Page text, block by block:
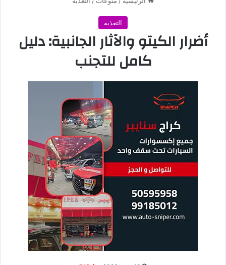
كلا النظامين يعملان على نفس المبدأ الأساسي: إدخال الجسم في
حالة الكيتوزيس حيث يحرق الدهون بدلاً من الجلوكوز للحصول على
الطاقة. عندما تجمع بينهما، تحصل على تأثير تآزري قوي: